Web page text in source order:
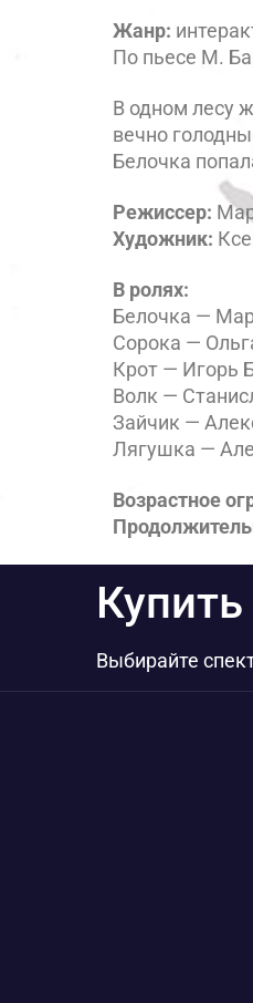
Жанр:
По пьесе М.
В одном лесу
вечно
Белочка
Режиссер:
Художник:
В ролях:
Белочка —
Сорока —
Крот — Игорь
Волк —
Зайчик —
Лягушка —
Возрастное
Выбирайте